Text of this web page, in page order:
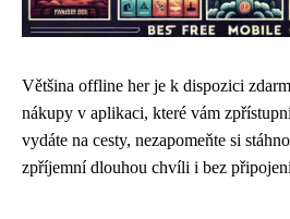
Většina offline her je k dispozici
nákupy v aplikaci, které vám
vydáte na cesty, nezapomeňte si
zpříjemní dlouhou chvíli i bez